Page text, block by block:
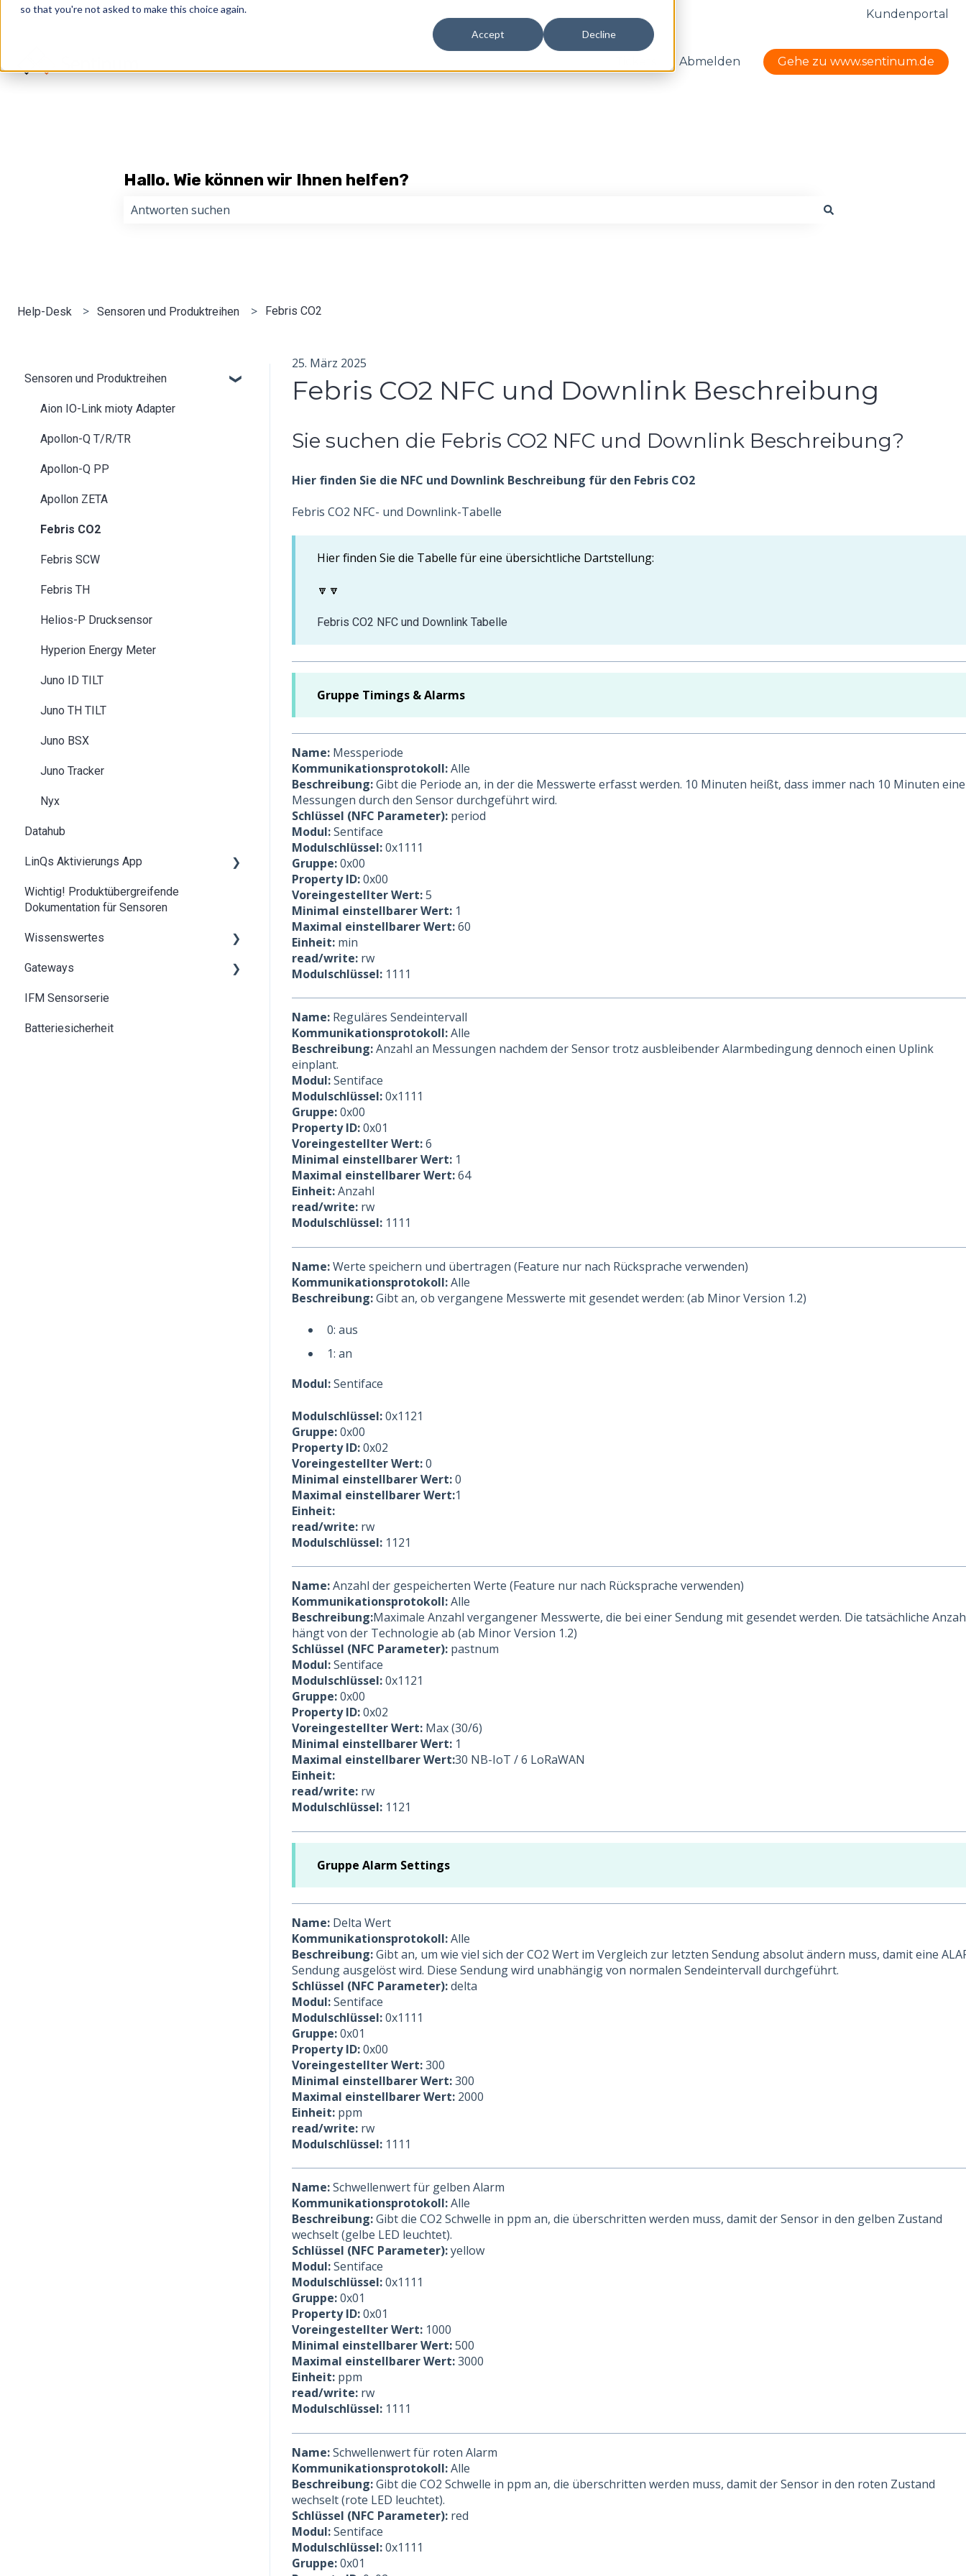
so that you're not asked to make this choice again.
Accept Decline
DeutschUntermenü für Übersetzungen anzeigen Kundenportal
Abmelden Gehe zu www.sentinum.de
Hallo. Wie können wir Ihnen helfen?
Help-Desk Sensoren und Produktreihen Febris CO2
25. März 2025
Febris CO2 NFC und Downlink Beschreibung
Sie suchen die Febris CO2 NFC und Downlink Beschreibung?
Hier finden Sie die NFC und Downlink Beschreibung für den Febris CO2
Febris CO2 NFC- und Downlink-Tabelle
Hier finden Sie die Tabelle für eine übersichtliche Dartstellung:
🔽🔽
Febris CO2 NFC und Downlink Tabelle
Gruppe Timings & Alarms
Name: Messperiode
Kommunikationsprotokoll:Alle
Beschreibung:Gibt die Periode an, in der die Messwerte erfasst werden. 10 Minuten heißt, dass immer nach 10 Minuten eine
Messungen durch den Sensor durchgeführt wird.
Schlüssel (NFC Parameter): period
Modul:Sentiface
Modulschlüssel:0x1111
Gruppe:0x00
Property ID:0x00
Voreingestellter Wert:5
Minimal einstellbarer Wert:1
Maximal einstellbarer Wert:60
Einheit: min
read/write: rw
Modulschlüssel: 1111
Name:Reguläres Sendeintervall
Kommunikationsprotokoll:Alle
Beschreibung:Anzahl an Messungen nachdem der Sensor trotz ausbleibender Alarmbedingung dennoch einen Uplink
einplant.
Modul:Sentiface
Modulschlüssel:0x1111
Gruppe:0x00
Property ID:0x01
Voreingestellter Wert:6
Minimal einstellbarer Wert: 1
Maximal einstellbarer Wert:64
Einheit:Anzahl
read/write: rw
Modulschlüssel: 1111
Name:Werte speichern und übertragen (Feature nur nach Rücksprache verwenden)
Kommunikationsprotokoll:Alle
Beschreibung:Gibt an, ob vergangene Messwerte mit gesendet werden: (ab Minor Version 1.2)
0: aus
1: an
Modul:Sentiface
Modulschlüssel:0x1121
Gruppe:0x00
Property ID:0x02
Voreingestellter Wert:0
Minimal einstellbarer Wert:0
Maximal einstellbarer Wert:1
Einheit:
read/write: rw
Modulschlüssel: 1121
Name:Anzahl der gespeicherten Werte (Feature nur nach Rücksprache verwenden)
Kommunikationsprotokoll:Alle
Beschreibung:Maximale Anzahl vergangener Messwerte, die bei einer Sendung mit gesendet werden. Die tatsächliche
hängt von der Technologie ab (ab Minor Version 1.2)
Schlüssel (NFC Parameter): pastnum
Modul:Sentiface
Modulschlüssel:0x1121
Gruppe:0x00
Property ID:0x02
Voreingestellter Wert: Max (30/6)
Minimal einstellbarer Wert:1
Maximal einstellbarer Wert:30 NB-IoT / 6 LoRaWAN
Einheit:
read/write: rw
Modulschlüssel: 1121
Gruppe Alarm Settings
Name: Delta Wert
Kommunikationsprotokoll:Alle
Beschreibung:Gibt an, um wie viel sich der CO2 Wert im Vergleich zur letzten Sendung absolut ändern muss, damit eine
Sendung ausgelöst wird. Diese Sendung wird unabhängig von normalen Sendeintervall durchgeführt.
Schlüssel (NFC Parameter):delta
Modul:Sentiface
Modulschlüssel:0x1111
Gruppe:0x01
Property ID:0x00
Voreingestellter Wert:300
Minimal einstellbarer Wert:300
Maximal einstellbarer Wert: 2000
Einheit: ppm
read/write: rw
Modulschlüssel: 1111
Name:Schwellenwert für gelben Alarm
Kommunikationsprotokoll:Alle
Beschreibung:Gibt die CO2 Schwelle in ppm an, die überschritten werden muss, damit der Sensor in den gelben Zustand
wechselt (gelbe LED leuchtet).
Schlüssel (NFC Parameter):yellow
Modul:Sentiface
Modulschlüssel:0x1111
Gruppe:0x01
Property ID:0x01
Voreingestellter Wert: 1000
Minimal einstellbarer Wert:500
Maximal einstellbarer Wert:3000
Einheit: ppm
read/write: rw
Modulschlüssel: 1111
Name:Schwellenwert für roten Alarm
Kommunikationsprotokoll:Alle
Beschreibung:Gibt die CO2 Schwelle in ppm an, die überschritten werden muss, damit der Sensor in den roten Zustand
wechselt (rote LED leuchtet).
Schlüssel (NFC Parameter): red
Modul:Sentiface
Modulschlüssel:0x1111
Gruppe:0x01
Sensoren und Produktreihen
Aion IO-Link mioty Adapter
Apollon-Q T/R/TR
Apollon-Q PP
Apollon ZETA
Febris CO2
Febris SCW
Febris TH
Helios-P Drucksensor
Hyperion Energy Meter
Juno ID TILT
Juno TH TILT
Juno BSX
Juno Tracker
Nyx
Datahub
LinQs Aktivierungs App
LinQs Dokumente Übersicht
Wichtig! Produktübergreifende
Dokumentation für Sensoren
Wissenswertes
Grundlagen des IoT und LPWAN
Gateways
SentiGate indoor Gateway
SentiGate Outdoor Gateway
IFM Sensorserie
Batteriesicherheit